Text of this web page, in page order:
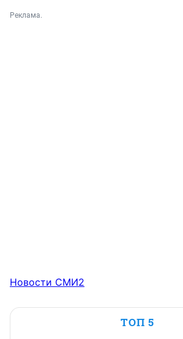
Реклама.
Новости СМИ2
ТОП 5